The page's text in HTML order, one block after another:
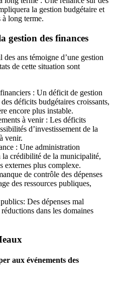
la gestion budgétaire et
long terme.
gestion des finances
ans témoigne d’une gestion
de cette situation sont
: Un déficit de gestion
déficits budgétaires croissants,
encore plus instable.
à venir : Les déficits
d’investissement de la
venir.
: Une administration
la crédibilité de la municipalité,
externes plus complexe.
de contrôle des dépenses
des ressources publiques,
Des dépenses mal
dans les domaines
aux événements des